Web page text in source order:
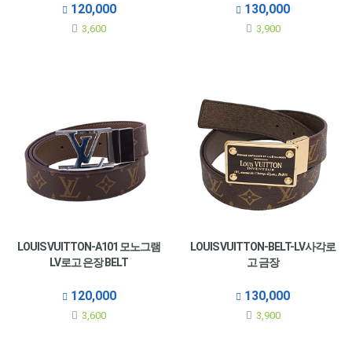
120,000
3,600
130,000
3,900
LOUIS VUITTON-A101 모노그램
LV로고 은장 BELT
120,000
3,600
LOUIS VUITTON-BELT-LV사각로
고 금장
130,000
3,900